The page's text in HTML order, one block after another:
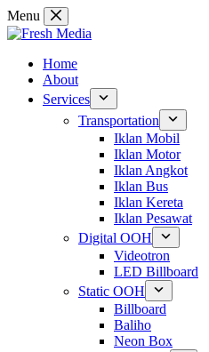
Skip
to
Menu
Home
About
Services
Transportation
Iklan Mobil
Iklan Motor
Iklan Angkot
Iklan Bus
Iklan Kereta
Iklan Pesawat
Digital OOH
Videotron
LED Billboard
Static OOH
Billboard
Baliho
Neon Box